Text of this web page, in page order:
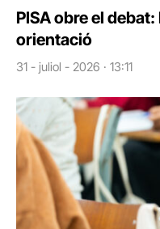
PISA obre el
orientació
31 - juliol - 2026 · 13:11